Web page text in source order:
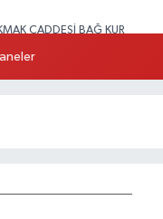
CADDESİ BAĞ KUR